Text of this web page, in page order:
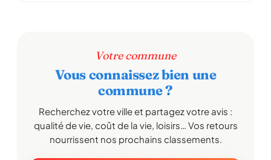
Votre commune
Vous connaissez bien une
commune ?
Recherchez votre ville et partagez votre avis :
qualité de vie, coût de la vie, loisirs… Vos retours
nourrissent nos prochains classements.